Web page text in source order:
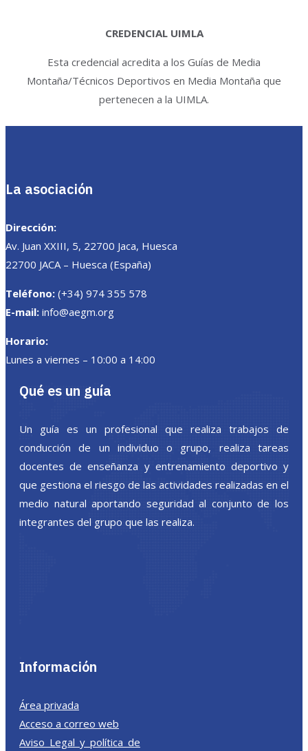
CREDENCIAL UIMLA
Esta credencial acredita a los Guías de Media
Montaña/Técnicos Deportivos en Media Montaña que
pertenecen a la UIMLA.
La asociación
Dirección:
Av. Juan XXIII, 5, 22700 Jaca, Huesca
22700 JACA – Huesca (España)
Teléfono: (+34) 974 355 578
E-mail: info@aegm.org
Horario:
Lunes a viernes – 10:00 a 14:00
Qué es un guía
Un guía es un profesional que realiza trabajos de
conducción de un individuo o grupo, realiza tareas
docentes de enseñanza y entrenamiento deportivo y
que gestiona el riesgo de las actividades realizadas en el
medio natural aportando seguridad al conjunto de los
integrantes del grupo que las realiza.
Información
Área privada
Acceso a correo web
Aviso Legal y política de